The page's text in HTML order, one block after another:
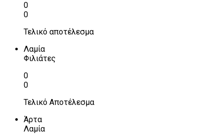
0
0
Τελικό αποτέλεσμα
Λαμία
Φιλιάτες
0
0
Τελικό Αποτέλεσμα
Άρτα
Λαμία